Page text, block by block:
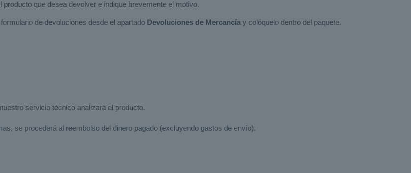
producto que desea devolver e indique brevemente el motivo.
de devoluciones desde el apartado Devoluciones de Mercancíay colóquelo dentro del paquete.
servicio técnico analizará el producto.
se procederá al reembolso del dinero pagado (excluyendo gastos de envío).